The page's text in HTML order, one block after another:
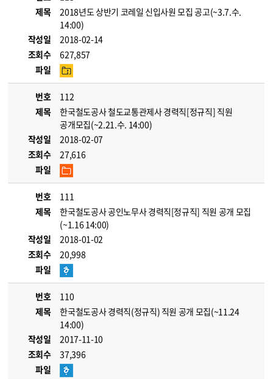
제목
2018년도 상반기 코레일 신입사원 모집 공고(~3.7.수.
14:00)
작성일
2018-02-14
조회수
627,857
파일
번호
112
제목
한국철도공사 철도교통관제사 경력직[정규직] 직원
공개모집(~2.21.수. 14:00)
작성일
2018-02-07
조회수
27,616
파일
번호
111
제목
한국철도공사 공인노무사 경력직[정규직] 직원 공개 모집
(~1.16 14:00)
작성일
2018-01-02
조회수
20,998
파일
번호
110
제목
한국철도공사 경력직(정규직) 직원 공개 모집(~11.24
14:00)
작성일
2017-11-10
조회수
37,396
파일